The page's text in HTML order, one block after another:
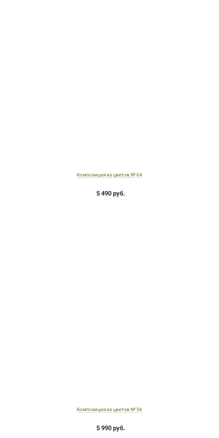
Композиция из цветов № 64
5 490 руб.
Композиция из цветов № 56
5 990 руб.